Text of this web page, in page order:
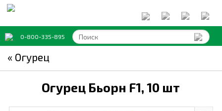
0-800-335-895
« Огурец
Огурец Бьорн F1,10 шт